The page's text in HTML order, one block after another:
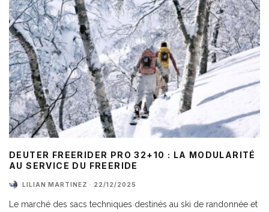
DEUTER FREERIDER PRO 32+10 : LA MODULARITÉ
AU SERVICE DU FREERIDE
LILIAN MARTINEZ · 22/12/2025
Le marché des sacs techniques destinés au ski de randonnée et